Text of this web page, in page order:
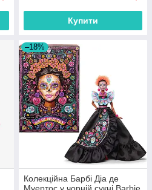
Купити
–18%
Колекційна Барбі Діа де